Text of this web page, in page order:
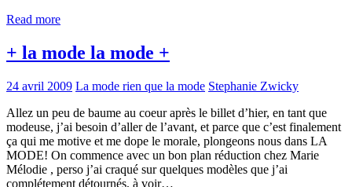
Read more
+ la mode la mode +
24 avril 2009 La mode rien que la mode Stephanie Zwicky
Allez un peu de baume au coeur après le billet d’hier, en tant que
modeuse, j’ai besoin d’aller de l’avant, et parce que c’est finalement
ça qui me motive et me dope le morale, plongeons nous dans LA
MODE! On commence avec un bon plan réduction chez Marie
Mélodie , perso j’ai craqué sur quelques modèles que j’ai
complétement détournés, à voir…